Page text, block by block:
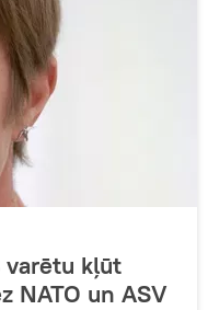
varētu kļūt
NATO un ASV